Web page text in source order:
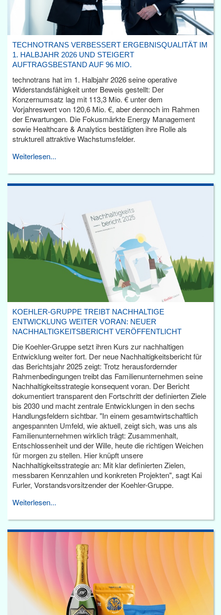
TECHNOTRANS VERBESSERT ERGEBNISQUALITÄT IM
1. HALBJAHR 2026 UND STEIGERT
AUFTRAGSBESTAND AUF 96 MIO.
technotrans hat im 1. Halbjahr 2026 seine operative
Widerstandsfähigkeit unter Beweis gestellt: Der
Konzernumsatz lag mit 113,3 Mio. € unter dem
Vorjahreswert von 120,6 Mio. €, aber dennoch im Rahmen
der Erwartungen. Die Fokusmärkte Energy Management
sowie Healthcare & Analytics bestätigten ihre Rolle als
strukturell attraktive Wachstumsfelder.
Weiterlesen...
KOEHLER-GRUPPE TREIBT NACHHALTIGE
ENTWICKLUNG WEITER VORAN: NEUER
NACHHALTIGKEITSBERICHT VERÖFFENTLICHT
Die Koehler-Gruppe setzt ihren Kurs zur nachhaltigen
Entwicklung weiter fort. Der neue Nachhaltigkeitsbericht für
das Berichtsjahr 2025 zeigt: Trotz herausfordernder
Rahmenbedingungen treibt das Familienunternehmen seine
Nachhaltigkeitsstrategie konsequent voran. Der Bericht
dokumentiert transparent den Fortschritt der definierten Ziele
bis 2030 und macht zentrale Entwicklungen in den sechs
Handlungsfeldern sichtbar. "In einem gesamtwirtschaftlich
angespannten Umfeld, wie aktuell, zeigt sich, was uns als
Familienunternehmen wirklich trägt: Zusammenhalt,
Entschlossenheit und der Wille, heute die richtigen Weichen
für morgen zu stellen. Hier knüpft unsere
Nachhaltigkeitsstrategie an: Mit klar definierten Zielen,
messbaren Kennzahlen und konkreten Projekten", sagt Kai
Furler, Vorstandsvorsitzender der Koehler-Gruppe.
Weiterlesen...